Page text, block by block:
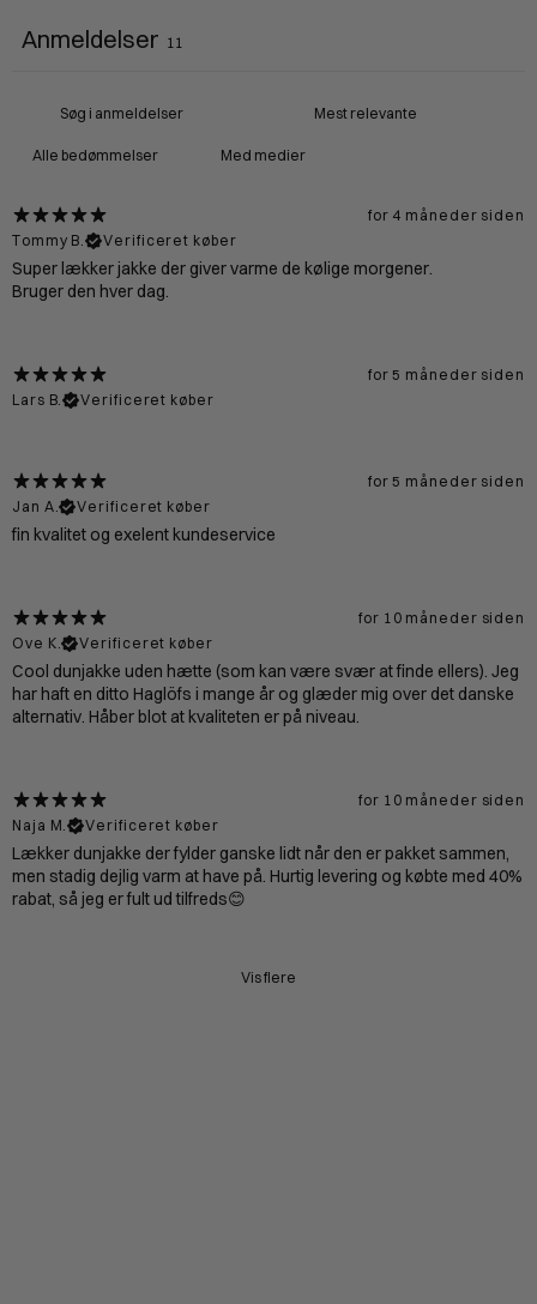
Anmeldelser 11
Med medier
for 4 måneder siden
Tommy B.
Verificeret køber
Super lækker jakke der giver varme de kølige morgener.
Bruger den hver dag.
for 5 måneder siden
Lars B.
Verificeret køber
for 5 måneder siden
Jan A.
Verificeret køber
fin kvalitet og exelent kundeservice
for 10 måneder siden
Ove K.
Verificeret køber
Cool dunjakke uden hætte (som kan være svær at finde ellers). Jeg
har haft en ditto Haglöfs i mange år og glæder mig over det danske
alternativ. Håber blot at kvaliteten er på niveau.
for 10 måneder siden
Naja M.
Verificeret køber
Lækker dunjakke der fylder ganske lidt når den er pakket sammen,
men stadig dejlig varm at have på. Hurtig levering og købte med 40%
rabat, så jeg er fult ud tilfreds😊
Vis flere